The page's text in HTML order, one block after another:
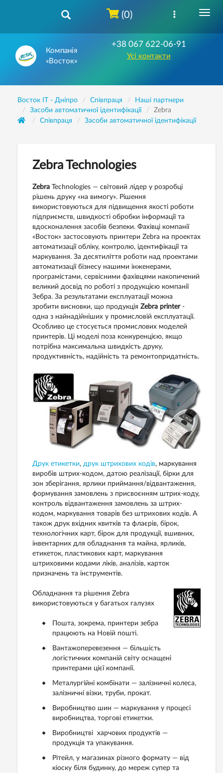
Компанія
«Восток»
+38 067 622-06-91
Усі контакти
(0)
Восток IT - Дніпро Співпраця
Наші партнери
Засоби автоматичної ідентифікації
Zebra
Співпраця
Засоби автоматичної ідентифікації
Zebra Technologies
Zebra Technologies — світовий лідер у розробці
рішень друку «на вимогу». Рішення
використовуються для підвищення якості роботи
підприємств, швидкості обробки інформації та
вдосконалення засобів безпеки. Фахівці компанії
«Восток» застосовують принтери Zebra на проектах
автоматизації обліку, контролю, ідентифікації та
маркування. За десятиліття роботи над проектами
автоматизації бізнесу нашими інженерами,
програмістами, сервісними фахівцями накопичений
великий досвід по роботі з продукцією компанії
Зебра. За результатами експлуатації можна
зробити висновки, що продукція Zebra printer-
одна з найнадійніших у промисловій експлуатації.
Особливо це стосується промислових моделей
принтерів. Ці моделі поза конкуренцією, якщо
потрібна максимальна швидкість друку,
продуктивність, надійність та ремонтопридатність.
Друк етикетки, друк штрихових кодів, маркування
виробів штрих-кодом, датою реалізації, бірки для
зон зберігання, ярлики приймання/відвантаження,
формування замовлень з присвоєнням штрих-коду,
контроль відвантаження замовлень за штрих-
кодом, маркування товарів без штрихових кодів. А
також друк вхідних квитків та флаєрів, бірок,
технологічних карт, бірок для продукції, вшивних,
інвентарних для обладнання та майна, ярликів,
етикеток, пластикових карт, маркування
штриховими кодами ліків, аналізів, карток
призначень та інструментів.
Обладнання та рішення Zebra
використовуються у багатьох галузях
Пошта, зокрема, принтери зебра
працюють на Новій пошті.
Вантажоперевезення — більшість
логістичних компаній світу оснащені
принтерами цієї компанії.
Металургійні комбінати — залізничні колеса,
залізничні візки, труби, прокат.
Виробництво шин — маркування у процесі
виробництва, торгові етикетки.
Виробництві харчових продуктів —
продукція та упакування.
Рітейл, у магазинах різного формату — від
кіоску біля будинку, до мереж супер та